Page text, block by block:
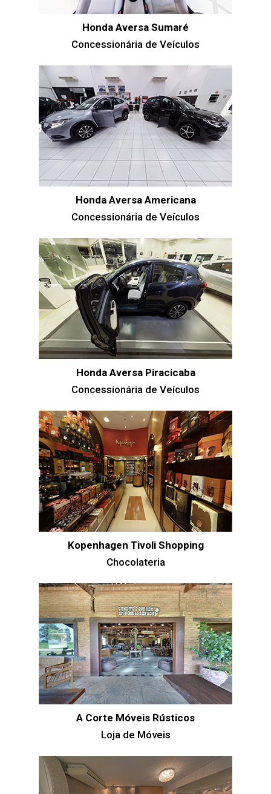
Honda Aversa Sumaré
Concessionária de Veículos
Honda Aversa Americana
Concessionária de Veículos
Honda Aversa Piracicaba
Concessionária de Veículos
Kopenhagen Tivoli Shopping
Chocolateria
A Corte Móveis Rústicos
Loja de Móveis